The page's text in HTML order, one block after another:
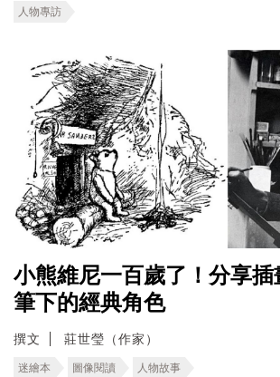
人物專訪
小熊維尼一百歲了！分享
筆下的經典角色
撰文 莊世瑩（作家）
迷繪本 圖像閱讀 人物故事